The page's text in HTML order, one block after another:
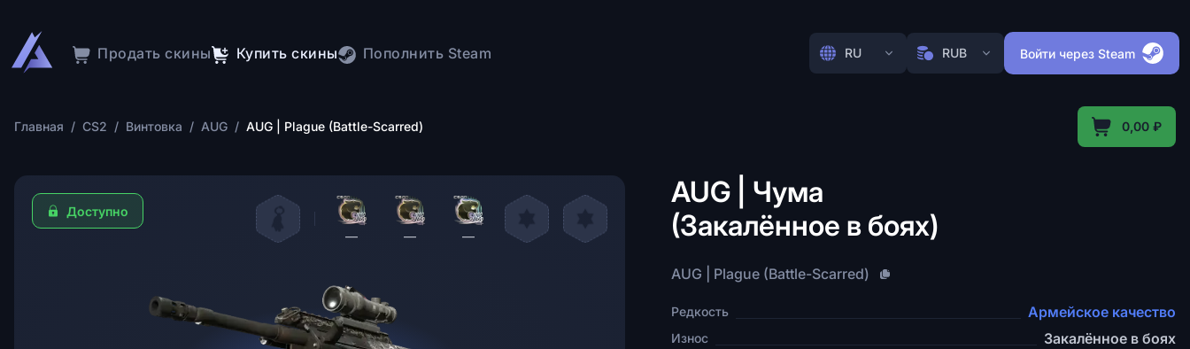
Продать скины Купить скины Пополнить Steam RU RUB Войти через Steam
Главная / CS2 / Винтовка / AUG / AUG | Plague (Battle-Scarred) 0,00 ₽
Доступно
—
— —
AUG | Чума
(Закалённое в боях)
AUG | Plague (Battle-Scarred)
Редкость Армейское качество
Износ Закалённое в боях